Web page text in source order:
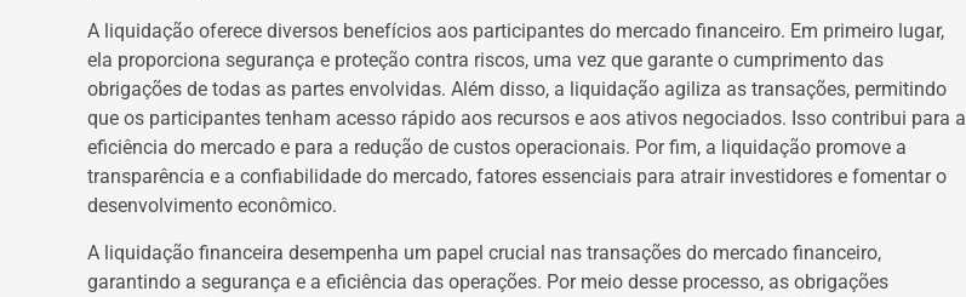
A liquidação oferece diversos benefícios aos participantes do mercado financeiro. Em primeiro lugar,
ela proporciona segurança e proteção contra riscos, uma vez que garante o cumprimento das
obrigações de todas as partes envolvidas. Além disso, a liquidação agiliza as transações, permitindo
que os participantes tenham acesso rápido aos recursos e aos ativos negociados. Isso contribui para a
eficiência do mercado e para a redução de custos operacionais. Por fim, a liquidação promove a
transparência e a confiabilidade do mercado, fatores essenciais para atrair investidores e fomentar o
desenvolvimento econômico.
A liquidação financeira desempenha um papel crucial nas transações do mercado financeiro,
garantindo a segurança e a eficiência das operações. Por meio desse processo, as obrigações